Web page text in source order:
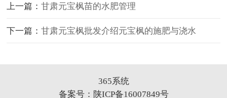
上一篇：甘肃元宝枫苗的水肥管理
下一篇：甘肃元宝枫批发介绍元宝枫的施肥与浇水
365系统
备案号： 陕ICP备16007849号